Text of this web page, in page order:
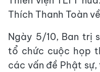
Thích Thanh Toàn
Ngày 5/10, Ban trị
tổ chức cuộc họp
các vấn đề Phật